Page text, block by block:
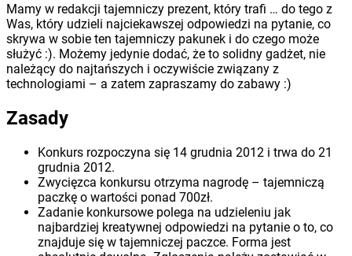
Mamy w redakcji tajemniczy prezent, który trafi … do tego z
Was, który udzieli najciekawszej odpowiedzi na pytanie, co
skrywa w sobie ten tajemniczy pakunek i do czego może
służyć :). Możemy jedynie dodać, że to solidny gadżet, nie
należący do najtańszych i oczywiście związany z
technologiami – a zatem zapraszamy do zabawy :)
Zasady
Konkurs rozpoczyna się 14 grudnia 2012 i trwa do 21
grudnia 2012.
Zwycięzca konkursu otrzyma nagrodę – tajemniczą
paczkę o wartości ponad 700zł.
Zadanie konkursowe polega na udzieleniu jak
najbardziej kreatywnej odpowiedzi na pytanie o to, co
znajduje się w tajemniczej paczce. Forma jest